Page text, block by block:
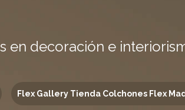
en decoración e
Flex Gallery Tienda Colchones Flex